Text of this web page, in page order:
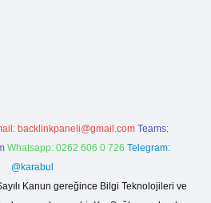
backlinkpaneli@gmail.com Teams:
Whatsapp: 0262 606 0 726 Telegram:
@karabul
Kanun gereğince Bilgi Teknolojileri ve